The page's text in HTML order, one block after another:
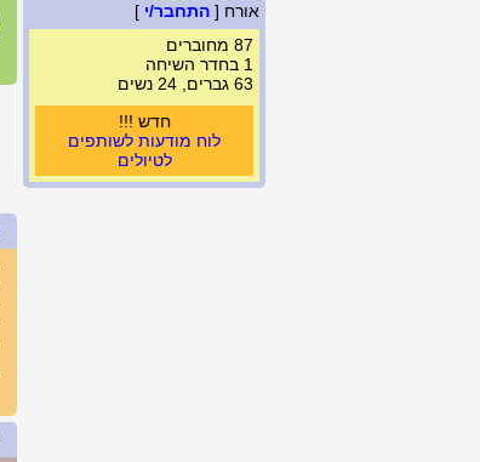
אורח [ התחבר/י ]
87 מחוברים
1 בחדר השיחה
63 גברים, 24 נשים
חדש !!!
לוח מודעות לשותפים
לטיולים